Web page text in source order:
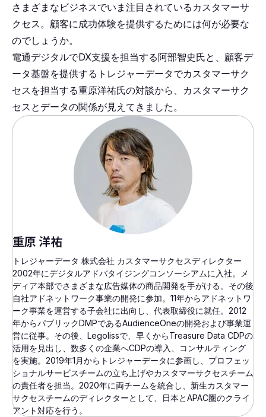
さまざまなビジネスでいま注目されているカスタマーサ
クセス。顧客に成功体験を提供するためには何が必要な
のでしょうか。
電通デジタルでDX支援を担当する阿部智史氏と、顧客デ
ータ基盤を提供するトレジャーデータでカスタマーサク
セスを担当する重原洋祐氏の対談から、カスタマーサク
セスとデータの関係が見えてきました。
重原 洋祐
トレジャーデータ 株式会社 カスタマーサクセスディレクター
2002年にデジタルアドバタイジングコンソーシアムに入社。メ
ディア本部でさまざまな広告媒体の商品開発を手がける。その後
自社アドネットワーク事業の開発に参加。11年からアドネットワ
ーク事業を運営する子会社に出向し、代表取締役に就任。2012
年からパブリックDMPであるAudienceOneの開発および事業運
営に従事。その後、Legolissで、早くからTreasure Data CDPの
活用を見出し、数多くの企業へCDPの導入、コンサルティング
を実施。2019年1月からトレジャーデータに参画し、プロフェッ
ショナルサービスチームの立ち上げやカスタマーサクセスチーム
の責任者を担当。2020年に両チームを統合し、新生カスタマー
サクセスチームのディレクターとして、日本とAPAC圏のクライ
アント対応を行う。